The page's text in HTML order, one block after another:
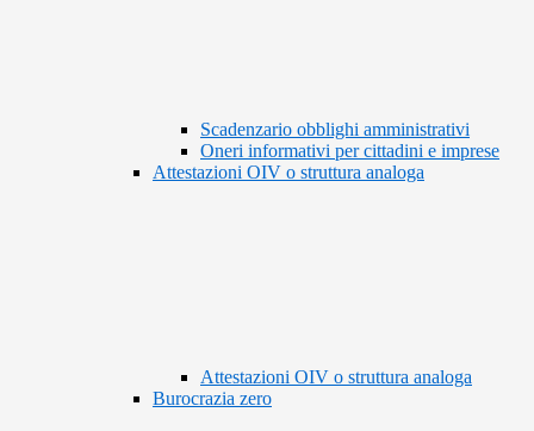
Scadenzario obblighi amministrativi
Oneri informativi per cittadini e imprese
Attestazioni OIV o struttura analoga
Attestazioni OIV o struttura analoga
Burocrazia zero